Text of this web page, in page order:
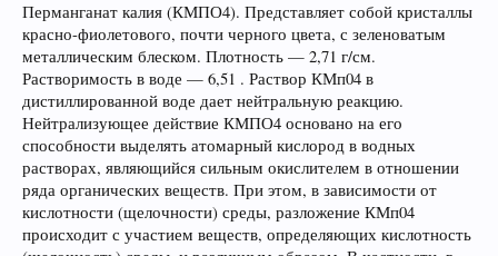
Перманганат калия (КМПО4). Представляет собой кристаллы
красно-фиолетового, почти черного цвета, с зеленоватым
металлическим блеском. Плотность — 2,71 г/см.
Растворимость в воде — 6,51 . Раствор КМп04 в
дистиллированной воде дает нейтральную реакцию.
Нейтрализующее действие КМПО4 основано на его
способности выделять атомарный кислород в водных
растворах, являющийся сильным окислителем в отношении
ряда органических веществ. При этом, в зависимости от
кислотности (щелочности) среды, разложение КМп04
происходит с участием веществ, определяющих кислотность